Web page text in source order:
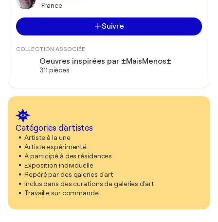
France
Suivre
COLLECTION ASSOCIÉE
Oeuvres inspirées par ±MaisMenos±
311 pièces
Catégories d'artistes
Artiste à la une
Artiste expérimenté
A participé à des résidences
Exposition individuelle
Repéré par des galeries d'art
Inclus dans des curations de galeries d'art
Travaille sur commande